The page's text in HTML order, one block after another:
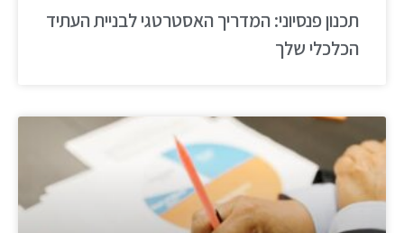
תכנון פנסיוני: המדריך האסטרטגי לבניית העתיד
הכלכלי שלך